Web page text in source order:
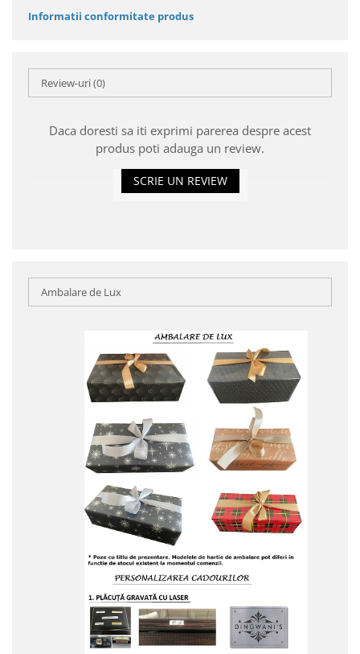
Informatii conformitate produs
Review-uri(0)
Daca doresti sa iti exprimi parerea despre acest
produs poti adauga un review.
SCRIE UN REVIEW
Ambalare de Lux